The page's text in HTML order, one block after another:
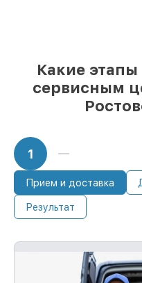
Какие
сервисным
1
Прием и доставка
Результат